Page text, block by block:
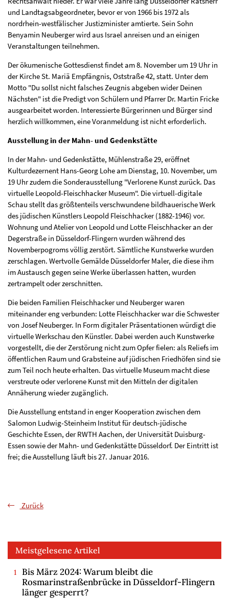
und Landtagsabgeordneter, bevor er von 1966 bis 1972 als
nordrhein-westfälischer Justizminister amtierte. Sein Sohn
Benyamin Neuberger wird aus Israel anreisen und an einigen
Veranstaltungen teilnehmen.
Der ökumenische Gottesdienst findet am 8. November um 19 Uhr in
der Kirche St. Mariä Empfängnis, Oststraße 42, statt. Unter dem
Motto "Du sollst nicht falsches Zeugnis abgeben wider Deinen
Nächsten" ist die Predigt von Schülern und Pfarrer Dr. Martin Fricke
ausgearbeitet worden. Interessierte Bürgerinnen und Bürger sind
herzlich willkommen, eine Voranmeldung ist nicht erforderlich.
Ausstellung in der Mahn- und Gedenkstätte
In der Mahn- und Gedenkstätte, Mühlenstraße 29, eröffnet
Kulturdezernent Hans-Georg Lohe am Dienstag, 10. November, um
19 Uhr zudem die Sonderausstellung "Verlorene Kunst zurück. Das
virtuelle Leopold-Fleischhacker Museum". Die virtuell-digitale
Schau stellt das größtenteils verschwundene bildhauerische Werk
des jüdischen Künstlers Leopold Fleischhacker (1882-1946) vor.
Wohnung und Atelier von Leopold und Lotte Fleischhacker an der
Degerstraße in Düsseldorf-Flingern wurden während des
Novemberpogroms völlig zerstört. Sämtliche Kunstwerke wurden
zerschlagen. Wertvolle Gemälde Düsseldorfer Maler, die diese ihm
im Austausch gegen seine Werke überlassen hatten, wurden
zertrampelt oder zerschnitten.
Die beiden Familien Fleischhacker und Neuberger waren
miteinander eng verbunden: Lotte Fleischhacker war die Schwester
von Josef Neuberger. In Form digitaler Präsentationen würdigt die
virtuelle Werkschau den Künstler. Dabei werden auch Kunstwerke
vorgestellt, die der Zerstörung nicht zum Opfer fielen: als Reliefs im
öffentlichen Raum und Grabsteine auf jüdischen Friedhöfen sind sie
zum Teil noch heute erhalten. Das virtuelle Museum macht diese
verstreute oder verlorene Kunst mit den Mitteln der digitalen
Annäherung wieder zugänglich.
Die Ausstellung entstand in enger Kooperation zwischen dem
Salomon Ludwig-Steinheim Institut für deutsch-jüdische
Geschichte Essen, der RWTH Aachen, der Universität Duisburg-
Essen sowie der Mahn- und Gedenkstätte Düsseldorf. Der Eintritt ist
frei; die Ausstellung läuft bis 27. Januar 2016.
Zurück
Meistgelesene Artikel
Bis März 2024: Warum bleibt die
Rosmarinstraßenbrücke in Düsseldorf-Flingern
länger gesperrt?